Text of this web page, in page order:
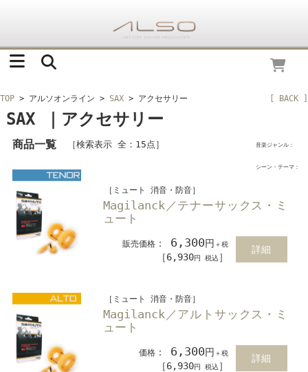
TOP > アルソオンライン > SAX > アクセサリー [ BACK ]
SAX ｜アクセサリー
音楽ジャンル：
シーン・テーマ：
商品一覧 ［検索表示 全：15点］
［ミュート 消音・防音］
Magilanck／テナーサックス・ミ
ュート
販売価格 ： 6,300円 ＋税
［6,930円 税込 ］
詳細
［ミュート 消音・防音］
Magilanck／アルトサックス・ミ
ュート
価格 ： 6,300円 ＋税
［6,930円 税込 ］
詳細